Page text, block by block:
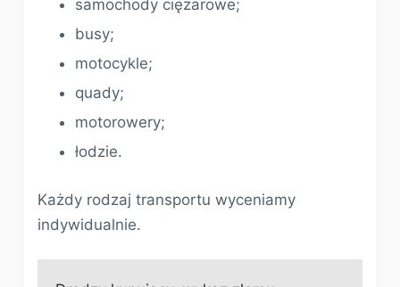
samochody ciężarowe;
busy;
motocykle;
quady;
motorowery;
łodzie.
Każdy rodzaj transportu wyceniamy
indywidualnie.